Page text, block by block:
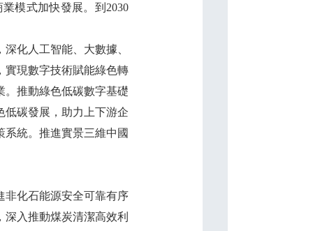
模式加快發展。到2030
化人工智能、大數據、
實現數字技術賦能綠色轉
。推動綠色低碳數字基礎
低碳發展，助力上下游企
統。推進實景三維中國
化石能源安全可靠有序
入推動煤炭清潔高效利